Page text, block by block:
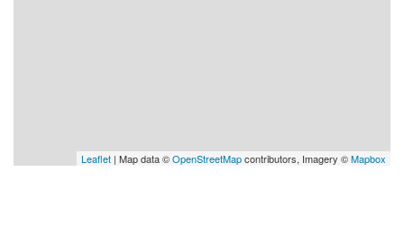
Leaflet | Map data ©OpenStreetMapcontributors, Imagery ©Mapbox